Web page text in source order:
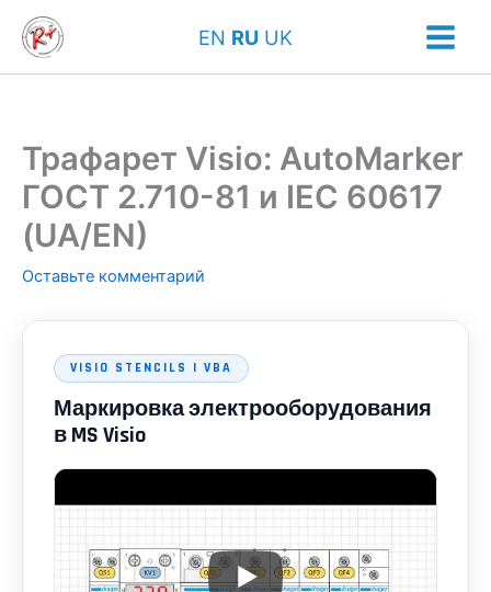
Перейти
содержимому
EN RU UK
Трафарет Visio: AutoMarker
ГОСТ 2.710-81 и IEC 60617
(UA/EN)
Оставьте комментарий
VISIO STENCILS | VBA
Маркировка электрооборудования
в MS Visio